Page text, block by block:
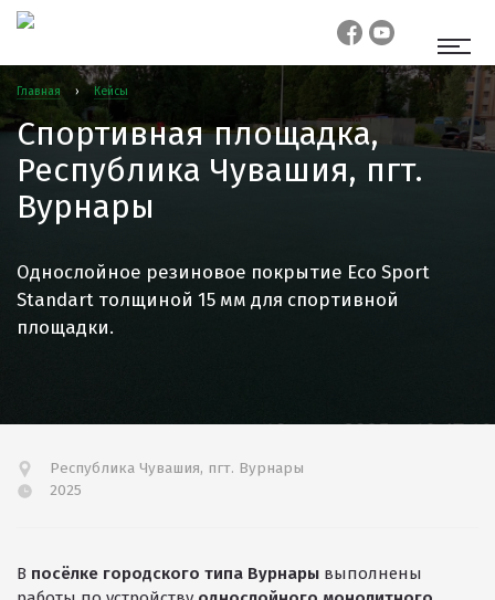
ПОКРЫТИЙ
Главная › Кейсы
Спортивная площадка,
Республика Чувашия, пгт.
Вурнары
Однослойное резиновое покрытие Eco Sport
Standart толщиной 15 мм для спортивной
площадки.
Республика Чувашия, пгт. Вурнары
2025
В посёлке городского типа Вурнары выполнены